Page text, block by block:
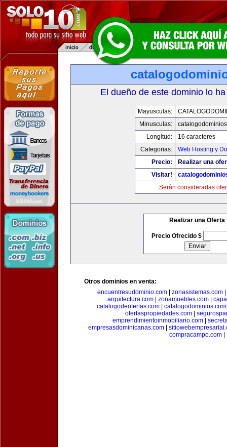
El dueño de este dominio lo
Mayusculas:
Minusculas:
Longitud:
16 caracteres
Categorias:
Web Hosting y
Precio:
Realizar una
Visitar!
Serán consideradas
Realizar una Oferta
Precio Ofrecido $
Otros dominios en venta:
encuentresudominio.com| zonasistemas.com|
arquitectura.com
zonamuebles.com
catalogodeofertas.com| catalogodominios.com
ofertaspropiedades.com|
emprendimientoinmobiliario.com|
empresasdominicanas.com|
compracampo.com